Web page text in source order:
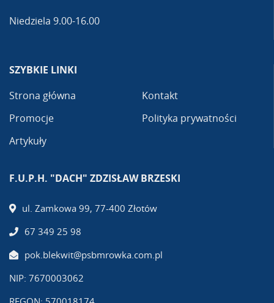
Niedziela 9.00-16.00
SZYBKIE LINKI
Strona główna
Promocje
Artykuły
Kontakt
Polityka prywatności
F.U.P.H. "DACH" ZDZISŁAW BRZESKI
ul. Zamkowa 99, 77-400 Złotów
67 349 25 98
pok.blekwit@psbmrowka.com.pl
NIP: 7670003062